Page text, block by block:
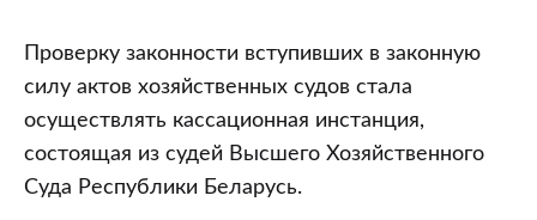
Проверку законности вступивших в законную
силу актов хозяйственных судов стала
осуществлять кассационная инстанция,
состоящая из судей Высшего Хозяйственного
Суда Республики Беларусь.